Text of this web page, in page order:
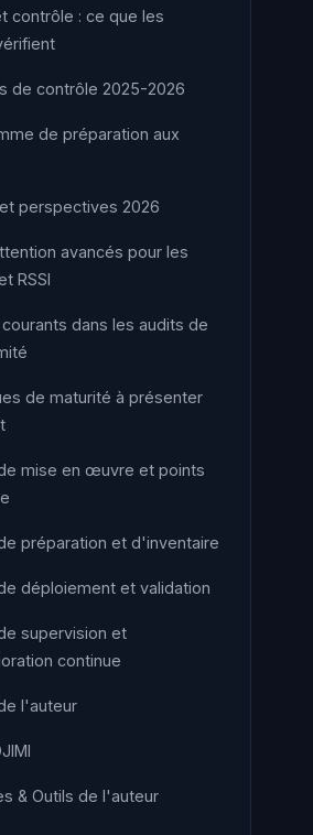
contrôle : ce que les
de contrôle 2025-2026
de préparation aux
perspectives 2026
avancés pour les
RSSI
dans les audits de
de maturité à présenter
mise en œuvre et points
préparation et d'inventaire
déploiement et validation
supervision et
continue
l'auteur
& Outils de l'auteur